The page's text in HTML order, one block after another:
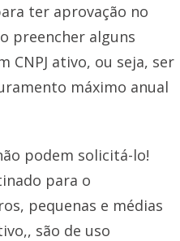
ter aprovação no
preencher alguns
CNPJ ativo, ou seja, ser
máximo anual
podem solicitá-lo!
para o
pequenas e médias
são de uso